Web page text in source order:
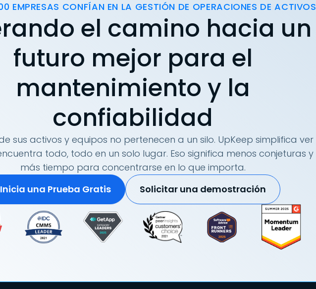
EMPRESAS CONFÍAN EN LA GESTIÓN DE OPERACIONES DE ACTIVOS
el camino hacia un
futuro mejor para el
mantenimiento y la
confiabilidad
sus activos y equipos no pertenecen a un silo. UpKeep simplifica ver
todo, todo en un solo lugar. Eso significa menos conjeturas y
más tiempo para concentrarse en lo que importa.
Inicia una Prueba Gratis
Solicitar una demostración